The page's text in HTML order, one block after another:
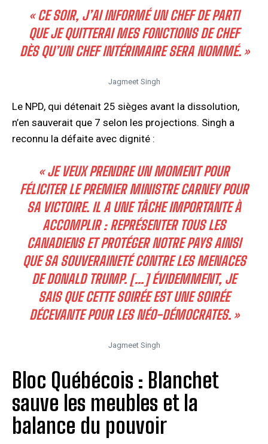
« CE SOIR, J’AI INFORMÉ UN CHEF DE PARTI
QUE JE QUITTERAI MES FONCTIONS DE CHEF
DÈS QU’UN CHEF INTÉRIMAIRE SERA NOMMÉ. »
Jagmeet Singh
Le NPD, qui détenait 25 sièges avant la dissolution,
n’en sauverait que 7 selon les projections. Singh a
reconnu la défaite avec dignité :
« JE VEUX PRENDRE UN MOMENT POUR
FÉLICITER LE PREMIER MINISTRE CARNEY POUR
SA VICTOIRE. IL A UNE TÂCHE IMPORTANTE À
ACCOMPLIR : REPRÉSENTER TOUS LES
CANADIENS ET PROTÉGER NOTRE PAYS AINSI
QUE SA SOUVERAINETÉ CONTRE LES MENACES
DE DONALD TRUMP. […] ÉVIDEMMENT, JE
SAIS QUE CETTE SOIRÉE EST UNE SOIRÉE
DÉCEVANTE POUR LES NÉO-DÉMOCRATES. »
Jagmeet Singh
Bloc Québécois : Blanchet
sauve les meubles et la
balance du pouvoir